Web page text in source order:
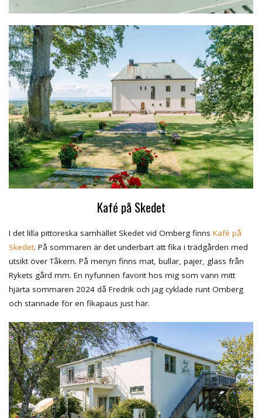
Kafé på Skedet
I det lilla pittoreska samhället Skedet vid Omberg finns Kafé på
Skedet. På sommaren är det underbart att fika i trädgården med
utsikt över Tåkern. På menyn finns mat, bullar, pajer, glass från
Rykets gård mm. En nyfunnen favorit hos mig som vann mitt
hjärta sommaren 2024 då Fredrik och jag cyklade runt Omberg
och stannade för en fikapaus just här.